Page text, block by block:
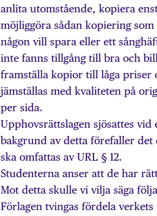
anlita utomstående, kopiera
möjliggöra sådan kopiering
någon vill spara eller ett
inte fanns tillgång till bra och
framställa kopior till låga priser
jämställas med kvaliteten på
per sida.
Upphovsrättslagen sjösattes
bakgrund av detta förefaller
ska omfattas av URL § 12.
Studenterna anser att de har
Mot detta skulle vi vilja säga
Förlagen tvingas fördela